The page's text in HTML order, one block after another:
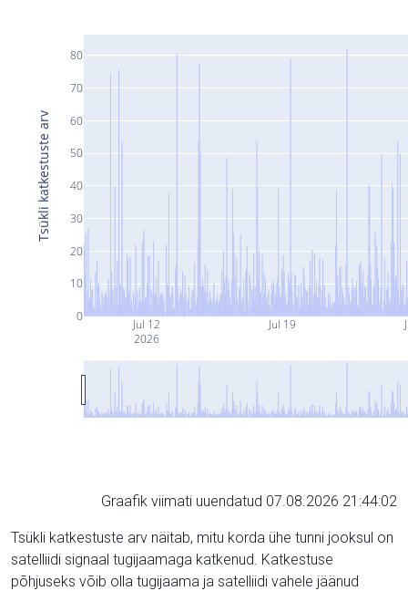
Jul 12
2026
Jul 19
0
10
20
30
40
50
60
70
80
Tsükli katkestuste arv
Graafik viimati uuendatud 07.08.2026 21:44:02
Tsükli katkestuste arv näitab, mitu korda ühe tunni jooksul on
satelliidi signaal tugijaamaga katkenud. Katkestuse
põhjuseks võib olla tugijaama ja satelliidi vahele jäänud